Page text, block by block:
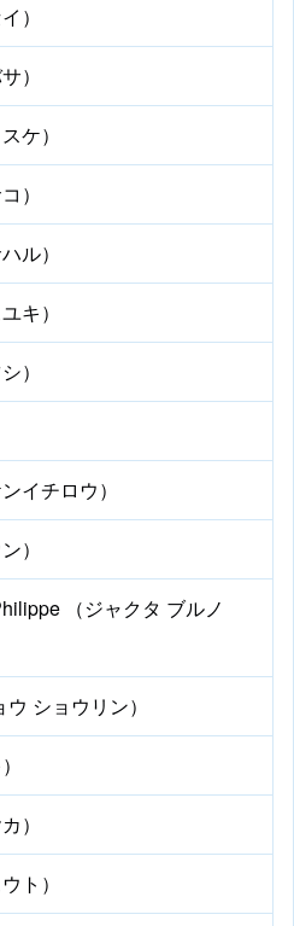
）
）
ケ）
）
ル）
キ）
）
イチロウ）
）
（ジャクタ ブルノ
ショウリン）
）
ト）